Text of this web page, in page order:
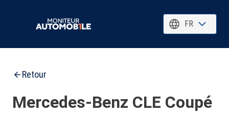
FR
Retour
Mercedes-Benz CLE Coupé